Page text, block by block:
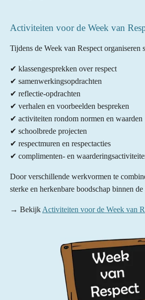
Activiteiten voor de Week van
Tijdens de Week van Respect organiseren
✔ klassengesprekken over respect
✔ samenwerkingsopdrachten
✔ reflectie-opdrachten
✔ verhalen en voorbeelden bespreken
✔ activiteiten rondom normen en waarden
✔ schoolbrede projecten
✔ respectmuren en respectacties
✔ complimenten- en
Door verschillende werkvormen te
sterke en herkenbare boodschap binnen de
→ Bekijk Activiteiten voor de Week van